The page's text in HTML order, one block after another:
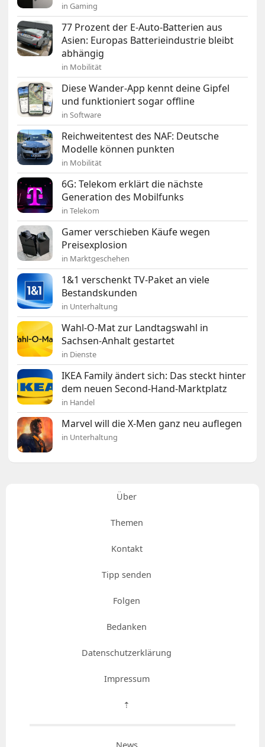
in Gaming
77 Prozent der E-Auto-Batterien aus
Asien: Europas Batterieindustrie bleibt
abhängig
in Mobilität
Diese Wander-App kennt deine Gipfel
und funktioniert sogar offline
in Software
Reichweitentest des NAF: Deutsche
Modelle können punkten
in Mobilität
6G: Telekom erklärt die nächste
Generation des Mobilfunks
in Telekom
Gamer verschieben Käufe wegen
Preisexplosion
in Marktgeschehen
1&1 verschenkt TV-Paket an viele
Bestandskunden
in Unterhaltung
Wahl-O-Mat zur Landtagswahl in
Sachsen-Anhalt gestartet
in Dienste
IKEA Family ändert sich: Das steckt hinter
dem neuen Second-Hand-Marktplatz
in Handel
Marvel will die X-Men ganz neu auflegen
in Unterhaltung
Über
Themen
Kontakt
Tipp senden
Folgen
Bedanken
Datenschutzerklärung
Impressum
⇡